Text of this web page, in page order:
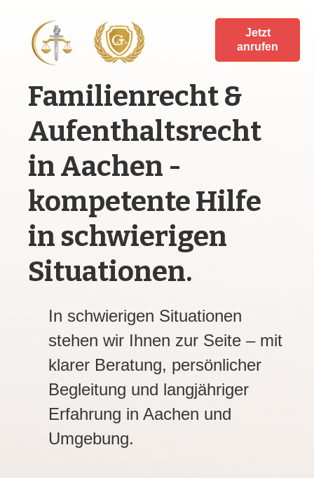
Jetzt
anrufen
Familienrecht &
Aufenthaltsrecht
in Aachen -
kompetente Hilfe
in schwierigen
Situationen.
In schwierigen Situationen
stehen wir Ihnen zur Seite – mit
klarer Beratung, persönlicher
Begleitung und langjähriger
Erfahrung in Aachen und
Umgebung.